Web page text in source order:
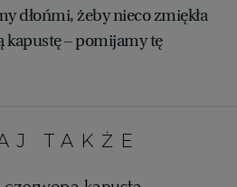
GÓRA
dłońmi, żeby nieco zmiękła
– pomijamy tę
TAKŻE: